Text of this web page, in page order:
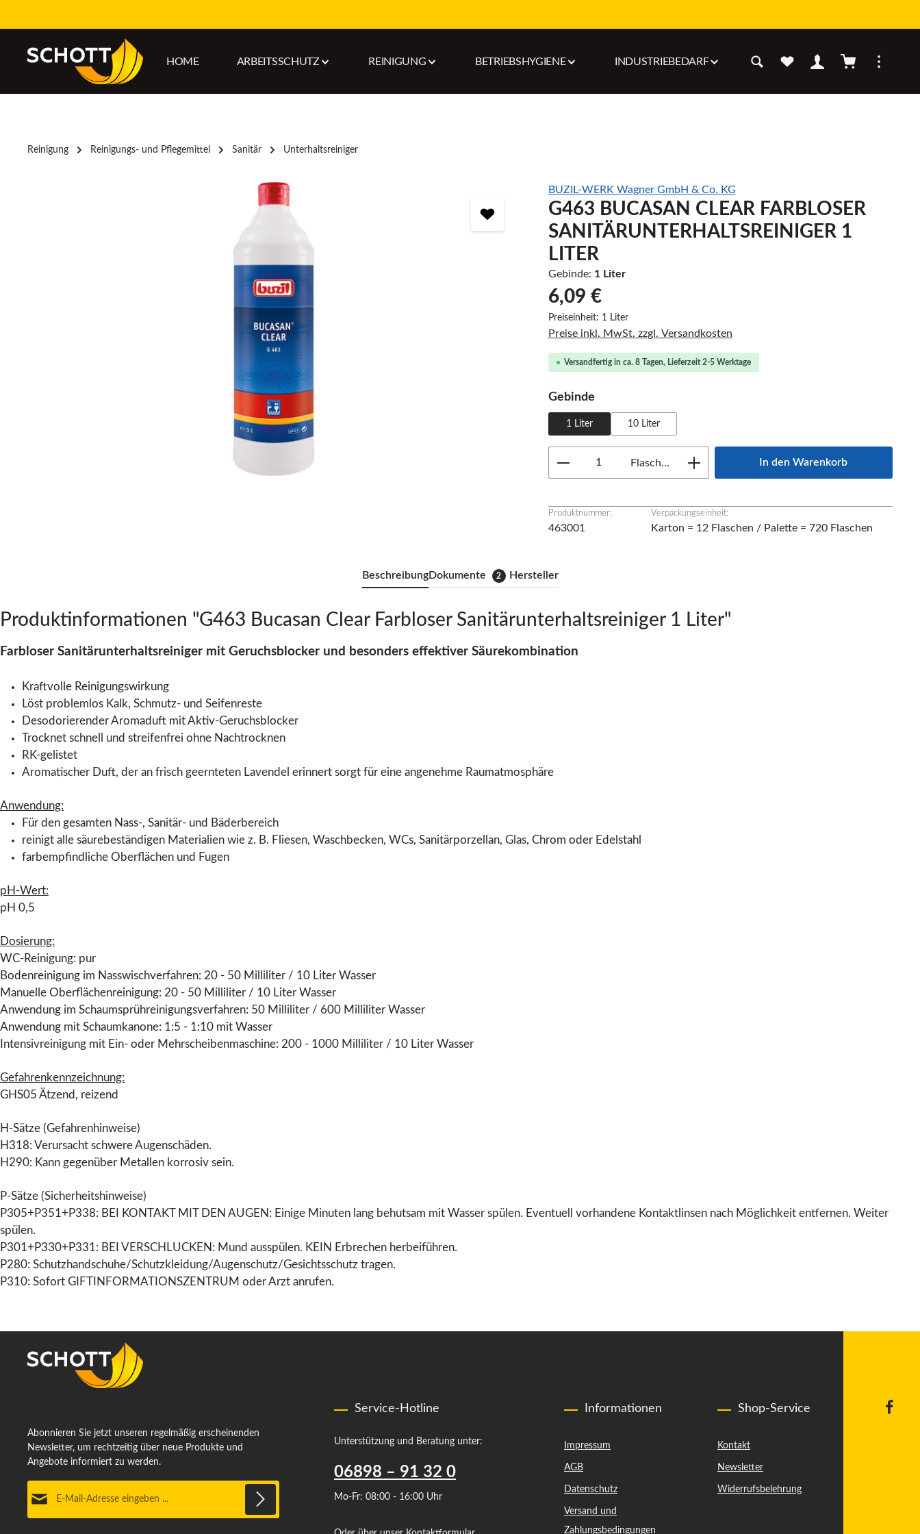
HOME ARBEITSSCHUTZ REINIGUNG BETRIEBSHYGIENE INDUSTRIEBEDARF
Warenkorb
Reinigung Reinigungs- und Pflegemittel Sanitär Unterhaltsreiniger
BUZIL-WERK Wagner GmbH & Co. KG
G463 BUCASAN CLEAR FARBLOSER
SANITÄRUNTERHALTSREINIGER 1
LITER
Gebinde: 1 Liter
6,09 €
Preiseinheit: 1 Liter
Preise inkl. MwSt. zzgl. Versandkosten
Versandfertig in ca. 8 Tagen, Lieferzeit 2-5 Werktage
Gebindeauswählen
1 Liter 10 Liter
Produkt Anzahl: Gib den gewünschten Wert ein
Flasche(n) In den Warenkorb
Produktnummer:
463001
Verpackungseinheit:
Karton = 12 Flaschen / Palette = 720 Flaschen
BeschreibungDokumente 2 Hersteller
Produktinformationen "G463 Bucasan Clear Farbloser Sanitärunterhaltsreiniger 1 Liter"
Farbloser Sanitärunterhaltsreiniger mit Geruchsblocker und besonders effektiver Säurekombination
Kraftvolle Reinigungswirkung
Löst problemlos Kalk, Schmutz- und Seifenreste
Desodorierender Aromaduft mit Aktiv-Geruchsblocker
Trocknet schnell und streifenfrei ohne Nachtrocknen
RK-gelistet
Aromatischer Duft, der an frisch geernteten Lavendel erinnert sorgt für eine angenehme Raumatmosphäre
Anwendung:
Für den gesamten Nass-, Sanitär- und Bäderbereich
reinigt alle säurebeständigen Materialien wie z. B. Fliesen, Waschbecken, WCs, Sanitärporzellan, Glas, Chrom oder Edelstahl
farbempfindliche Oberflächen und Fugen
pH-Wert:
pH 0,5
Dosierung:
WC-Reinigung: pur
Bodenreinigung im Nasswischverfahren: 20 - 50 Milliliter / 10 Liter Wasser
Manuelle Oberflächenreinigung: 20 - 50 Milliliter / 10 Liter Wasser
Anwendung im Schaumsprühreinigungsverfahren: 50 Milliliter / 600 Milliliter Wasser
Anwendung mit Schaumkanone: 1:5 - 1:10 mit Wasser
Intensivreinigung mit Ein- oder Mehrscheibenmaschine: 200 - 1000 Milliliter / 10 Liter Wasser
Gefahrenkennzeichnung:
GHS05 Ätzend, reizend
H-Sätze (Gefahrenhinweise)
H318: Verursacht schwere Augenschäden.
H290: Kann gegenüber Metallen korrosiv sein.
P-Sätze (Sicherheitshinweise)
P305+P351+P338: BEI KONTAKT MIT DEN AUGEN: Einige Minuten lang behutsam mit Wasser spülen. Eventuell vorhandene Kontaktlinsen nach Möglichkeit entfernen. Weiter
spülen.
P301+P330+P331: BEI VERSCHLUCKEN: Mund ausspülen. KEIN Erbrechen herbeiführen.
P280: Schutzhandschuhe/Schutzkleidung/Augenschutz/Gesichtsschutz tragen.
P310: Sofort GIFTINFORMATIONSZENTRUM oder Arzt anrufen.
Abonnieren Sie jetzt unseren regelmäßig erscheinenden
Newsletter, um rechtzeitig über neue Produkte und
Angebote informiert zu werden.
Service-Hotline
Unterstützung und Beratung unter:
06898 – 91 32 0
Mo-Fr: 08:00 - 16:00 Uhr
Informationen
Impressum
AGB
Datenschutz
Versand und
Zahlungsbedingungen
Shop-Service
Kontakt
Newsletter
Widerrufsbelehrung